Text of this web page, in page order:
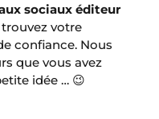
sociaux éditeur
votre
confiance. Nous
que vous avez
idée … 😉